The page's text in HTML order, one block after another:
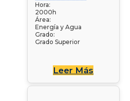
Hora:
2000h
Área:
Energía y Agua
Grado:
Grado Superior
Leer Más